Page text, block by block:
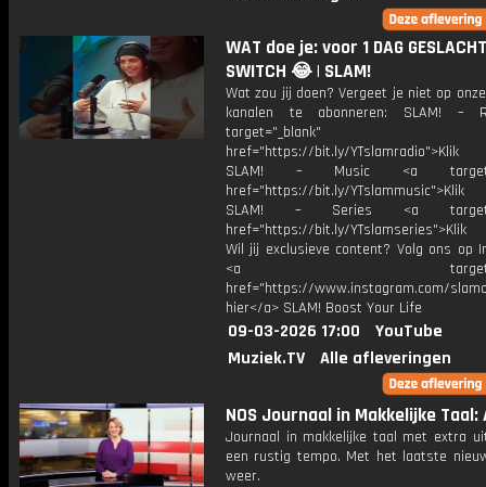
WAT doe je: voor 1 DAG GESLACHT
SWITCH 😂 | SLAM!
Wat zou jij doen? Vergeet je niet op onze
kanalen te abonneren: SLAM! –
target="_blank"
href="https://bit.ly/
SLAM! – Music <a
href="https://bit.ly/
SLAM! – Series <a
href="https://bit.ly/
Wil jij exclusieve content? Volg ons op
<a
href="https://www.instagram.com/
hier</a> SLAM! Boost Your Life
09-03-2026 17:00
YouTube
Muziek.TV
Alle afleveringen
NOS Journaal in Makkelijke
Journaal in makkelijke taal met extra
een rustig tempo. Met het laatste
weer.